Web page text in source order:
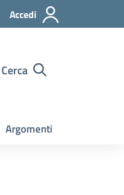
Accedi
Cerca
Argomenti